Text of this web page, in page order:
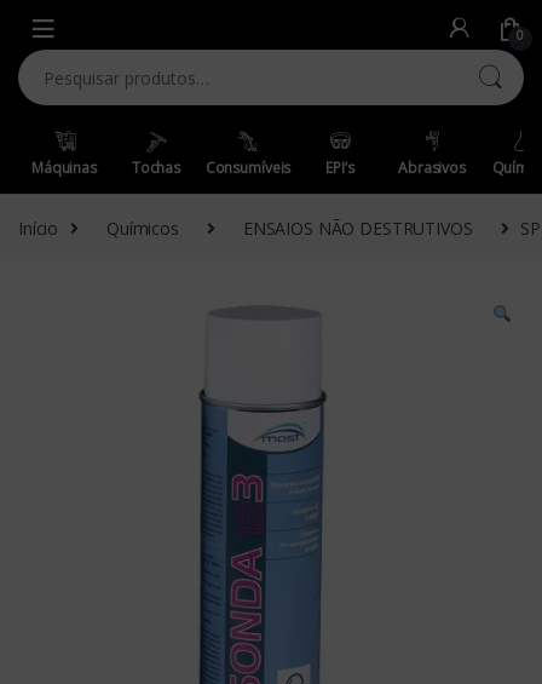
0
Pesquisar por:
Máquinas Tochas Consumíveis EPI’s Abrasivos
Início Químicos ENSAIOS NÃO DESTRUTIVOS